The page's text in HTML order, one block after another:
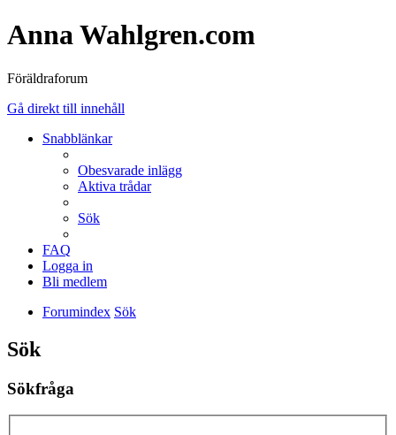
Anna Wahlgren.com
Föräldraforum
Gå direkt till innehåll
Snabblänkar
Obesvarade inlägg
Aktiva trådar
Sök
FAQ
Logga in
Bli medlem
Forumindex Sök
Sök
Sökfråga